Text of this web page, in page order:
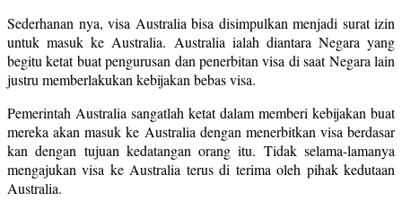
Sederhanan nya, visa Australia bisa disimpulkan menjadi surat izin
untuk masuk ke Australia. Australia ialah diantara Negara yang
begitu ketat buat pengurusan dan penerbitan visa di saat Negara lain
justru memberlakukan kebijakan bebas visa.
Pemerintah Australia sangatlah ketat dalam memberi kebijakan buat
mereka akan masuk ke Australia dengan menerbitkan visa berdasar
kan dengan tujuan kedatangan orang itu. Tidak selama-lamanya
mengajukan visa ke Australia terus di terima oleh pihak kedutaan
Australia.